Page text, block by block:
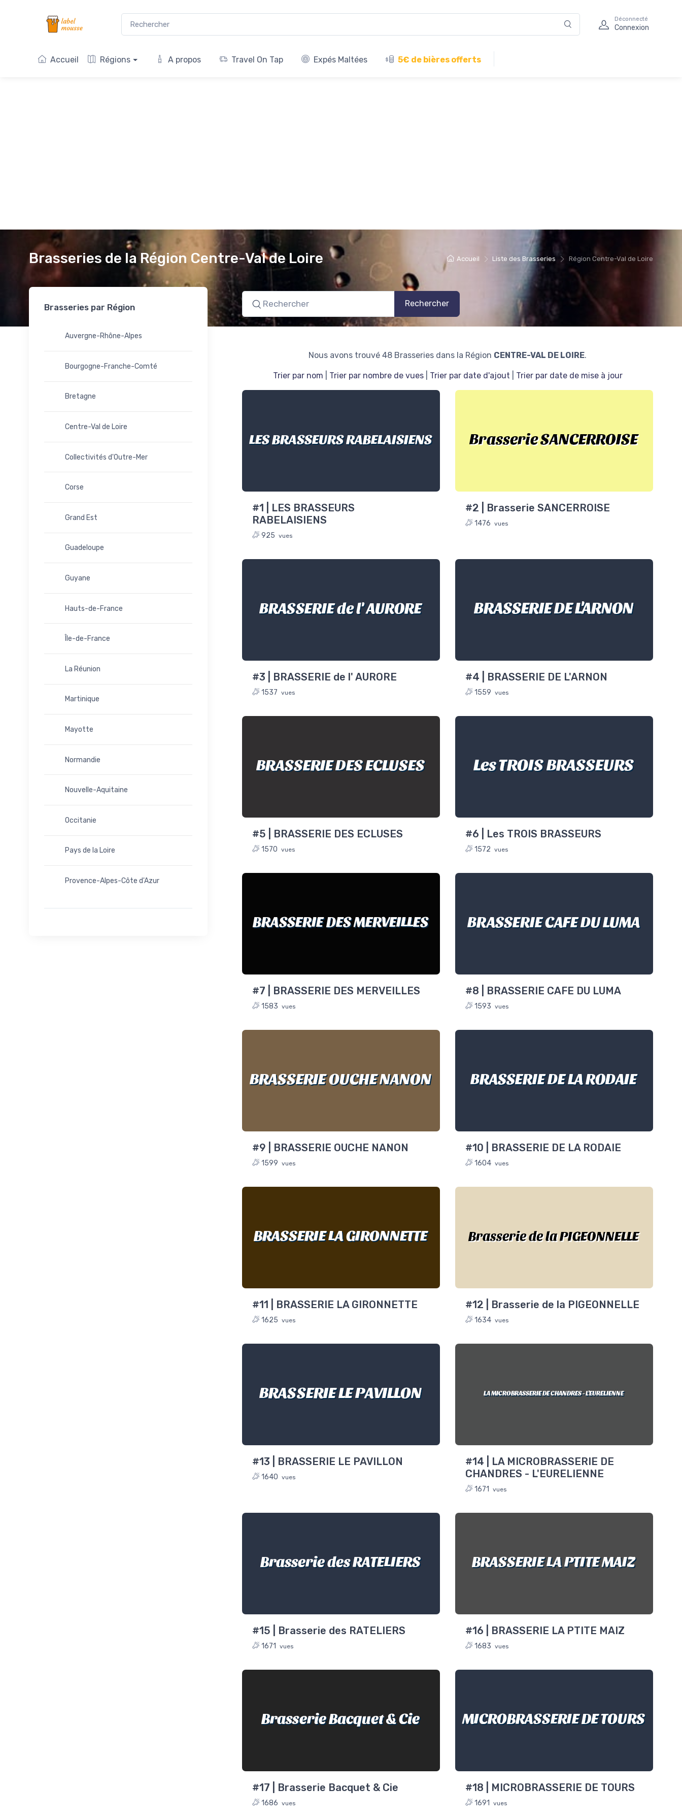
Déconnecté
Connexion
Accueil Régions A propos Travel On Tap Expés Maltées 5€ de bières offerts
Accueil Liste des Brasseries Région Centre-Val de Loire
Brasseries de la Région Centre-Val de Loire
Brasseries par Région
Auvergne-Rhône-Alpes
Bourgogne-Franche-Comté
Bretagne
Centre-Val de Loire
Collectivités d'Outre-Mer
Corse
Grand Est
Guadeloupe
Guyane
Hauts-de-France
Île-de-France
La Réunion
Martinique
Mayotte
Normandie
Nouvelle-Aquitaine
Occitanie
Pays de la Loire
Provence-Alpes-Côte d'Azur
Rechercher
Nous avons trouvé 48 Brasseries dans la Région CENTRE-VAL DE LOIRE.
Trier par nom Trier par nombre de vues| Trier par date d'ajout Trier par date de mise à jour
LES BRASSEURS RABELAISIENS
#1 | LES BRASSEURS
RABELAISIENS
925 vues
Brasserie SANCERROISE
#2 | Brasserie SANCERROISE
1476 vues
BRASSERIE de l' AURORE
#3 | BRASSERIE de l' AURORE
1537 vues
BRASSERIE DE L'ARNON
#4 | BRASSERIE DE L'ARNON
1559 vues
BRASSERIE DES ECLUSES
#5 | BRASSERIE DES ECLUSES
1570 vues
Les TROIS BRASSEURS
#6 | Les TROIS BRASSEURS
1572 vues
BRASSERIE DES MERVEILLES
#7 | BRASSERIE DES MERVEILLES
1583 vues
BRASSERIE CAFE DU LUMA
#8 | BRASSERIE CAFE DU LUMA
1593 vues
BRASSERIE OUCHE NANON
#9 | BRASSERIE OUCHE NANON
1599 vues
BRASSERIE DE LA RODAIE
#10 | BRASSERIE DE LA RODAIE
1604 vues
BRASSERIE LA GIRONNETTE
#11 | BRASSERIE LA GIRONNETTE
1625 vues
Brasserie de la PIGEONNELLE
#12 | Brasserie de la PIGEONNELLE
1634 vues
BRASSERIE LE PAVILLON
#13 | BRASSERIE LE PAVILLON
1640 vues
LA MICROBRASSERIE DE CHANDRES - L'EURELIENNE
#14 | LA MICROBRASSERIE DE
CHANDRES - L'EURELIENNE
1671 vues
Brasserie des RATELIERS
#15 | Brasserie des RATELIERS
1671 vues
BRASSERIE LA PTITE MAIZ
#16 | BRASSERIE LA PTITE MAIZ
1683 vues
Brasserie Bacquet & Cie
#17 | Brasserie Bacquet & Cie
1686 vues
MICROBRASSERIE DE TOURS
#18 | MICROBRASSERIE DE TOURS
1691 vues